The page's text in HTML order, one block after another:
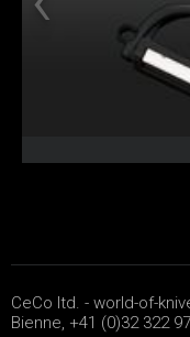
CeCo ltd. - world-of-
Bienne, +41 (0)32 322